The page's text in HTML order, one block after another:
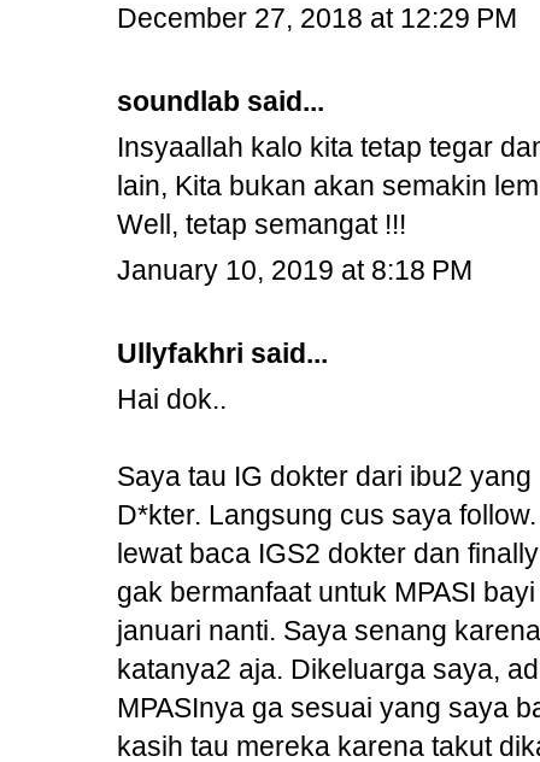
December 27, 2018 at 12:29 PM
soundlab said...
Insyaallah kalo kita tetap tegar
lain, Kita bukan akan semakin
Well, tetap semangat !!!
January 10, 2019 at 8:18 PM
Ullyfakhri said...
Hai dok..
Saya tau IG dokter dari ibu2
D*kter. Langsung cus saya
lewat baca IGS2 dokter dan
gak bermanfaat untuk MPASI
januari nanti. Saya senang
katanya2 aja. Dikeluarga saya,
MPASInya ga sesuai yang saya
kasih tau mereka karena takut